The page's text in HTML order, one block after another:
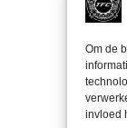
Om de
invloed